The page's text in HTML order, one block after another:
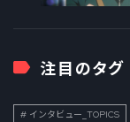
注目のタグ
インタビュー_TOPICS